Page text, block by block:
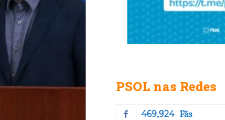
PSOL nas Redes
469,924 Fãs